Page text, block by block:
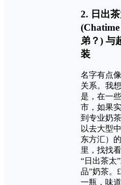
2. 日出
弟？) 与
装
名字有点
关系。我
是，在一
市，如果
到专业奶
以去大型
东方汇）
里，找找
“日出茶太
品”奶茶。
一瓶，味